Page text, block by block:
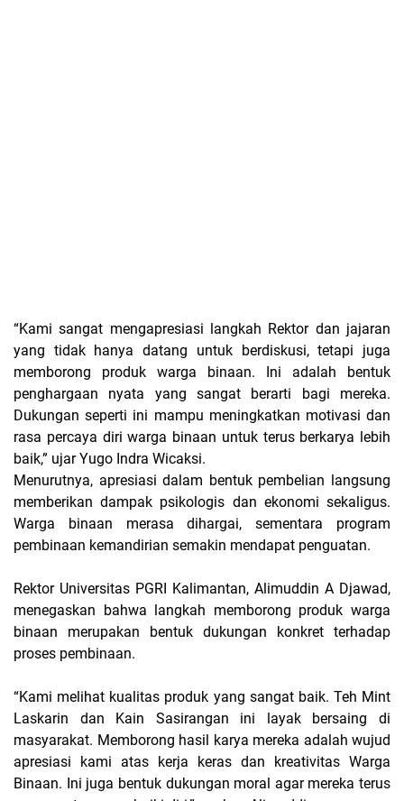
“Kami sangat mengapresiasi langkah Rektor dan jajaran
yang tidak hanya datang untuk berdiskusi, tetapi juga
memborong produk warga binaan. Ini adalah bentuk
penghargaan nyata yang sangat berarti bagi mereka.
Dukungan seperti ini mampu meningkatkan motivasi dan
rasa percaya diri warga binaan untuk terus berkarya lebih
baik,” ujar Yugo Indra Wicaksi.
Menurutnya, apresiasi dalam bentuk pembelian langsung
memberikan dampak psikologis dan ekonomi sekaligus.
Warga binaan merasa dihargai, sementara program
pembinaan kemandirian semakin mendapat penguatan.
Rektor Universitas PGRI Kalimantan, Alimuddin A Djawad,
menegaskan bahwa langkah memborong produk warga
binaan merupakan bentuk dukungan konkret terhadap
proses pembinaan.
“Kami melihat kualitas produk yang sangat baik. Teh Mint
Laskarin dan Kain Sasirangan ini layak bersaing di
masyarakat. Memborong hasil karya mereka adalah wujud
apresiasi kami atas kerja keras dan kreativitas Warga
Binaan. Ini juga bentuk dukungan moral agar mereka terus